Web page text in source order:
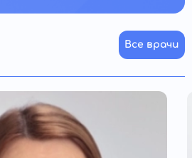
Все врачи